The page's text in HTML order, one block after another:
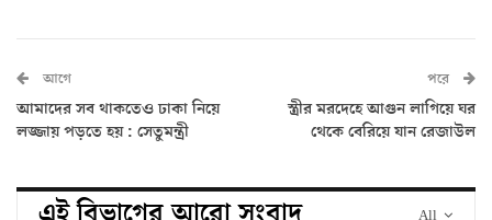
আগে
আমাদের সব থাকতেও ঢাকা নিয়ে
লজ্জায় পড়তে হয় : সেতুমন্ত্রী
পরে
স্ত্রীর মরদেহে আগুন লাগিয়ে ঘর
থেকে বেরিয়ে যান রেজাউল
All